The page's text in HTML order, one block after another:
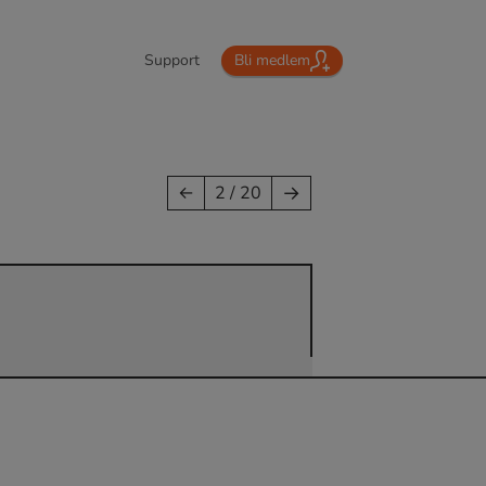
Support Bli medlem
← 2 / 20 →